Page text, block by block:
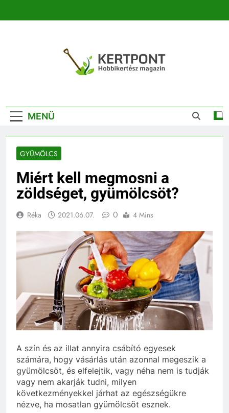
Kertészeti
Magazin |
Növényhatározó
MENÜ
GYÜMÖLCS
Miért kell megmosni a
zöldséget, gyümölcsöt?
Réka 2021.06.07. 0 4 Mins
A szín és az illat annyira csábító egyesek
számára, hogy vásárlás után azonnal megeszik a
gyümölcsöt, és elfelejtik, vagy néha nem is tudják
vagy nem akarják tudni, milyen
következményekkel járhat az egészségükre
nézve, ha mosatlan gyümölcsöt esznek.